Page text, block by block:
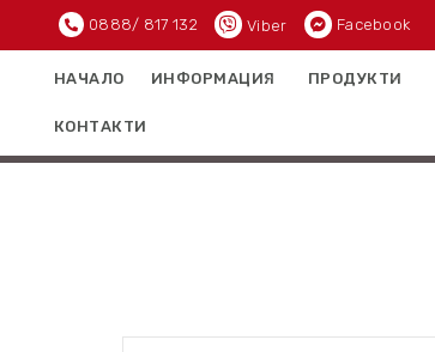
0888/ 817 132 Viber Facebook
НАЧАЛО ИНФОРМАЦИЯ ПРОДУКТИ
КОНТАКТИ